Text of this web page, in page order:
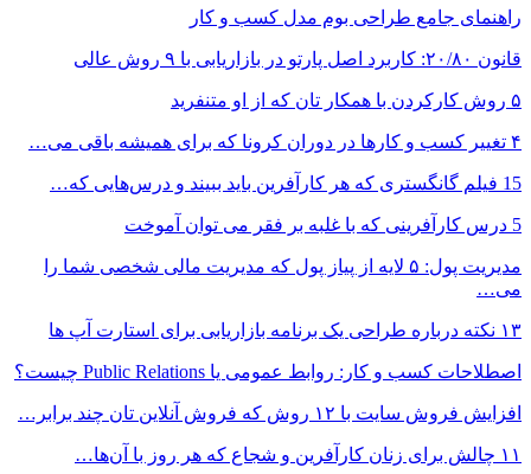
راهنمای جامع طراحی بوم مدل کسب و کار
قانون ۲۰/۸۰: کاربرد اصل پارتو در بازاریابی با ۹ روش عالی
۵ روش کارکردن با همکار تان که از او متنفرید
۴ تغییر کسب و کارها در دوران کرونا که برای همیشه باقی می…
15 فیلم گانگستری که هر کارآفرین باید ببیند و درس‌هایی که…
5 درس کارآفرینی که با غلبه بر فقر می توان آموخت
مدیریت پول: ۵ لایه از پیاز پول که مدیریت مالی شخصی شما را
می…
۱۳ نکته درباره طراحی یک برنامه بازاریابی برای استارت آپ ها
اصطلاحات کسب و کار: روابط عمومی یا Public Relations چیست؟
افزایش فروش سایت با ۱۲ روش که فروش آنلاین تان چند برابر…
۱۱ چالش برای زنان کارآفرین و شجاع که هر روز با آن‌ها…